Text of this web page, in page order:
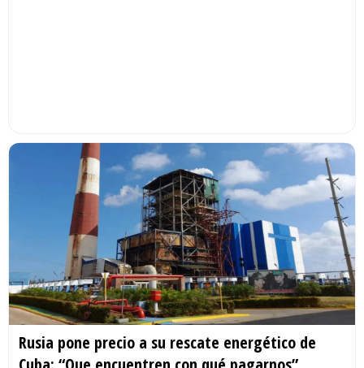
Rusia pone precio a su rescate energético de